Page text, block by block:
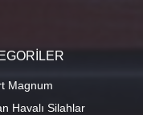
Magnum
Havalı Silahlar